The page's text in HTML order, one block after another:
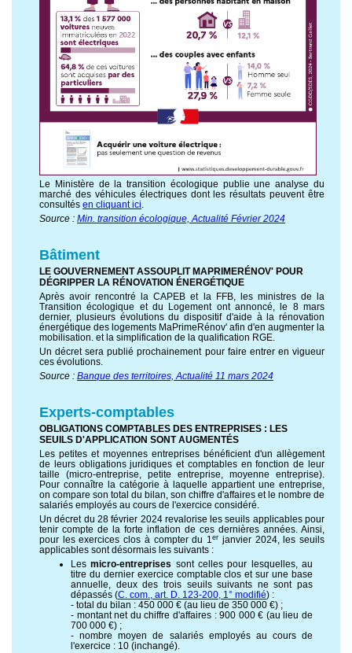
Le Ministère de la transition écologique publie une analyse du
marché des véhicules électriques dont les résultats peuvent être
consultés en cliquant ici.
Source : Min. transition écologique, Actualité Février 2024
Bâtiment
LE GOUVERNEMENT ASSOUPLIT MAPRIMERÉNOV' POUR
DÉGRIPPER LA RÉNOVATION ÉNERGÉTIQUE
Après avoir rencontré la CAPEB et la FFB, les ministres de la
Transition écologique et du Logement ont annoncé, le 8 mars
dernier, plusieurs évolutions du dispositif d'aide à la rénovation
énergétique des logements MaPrimeRénov' afin d'en augmenter la
mobilisation. et la simplification de la qualification RGE.
Un décret sera publié prochainement pour faire entrer en vigueur
ces évolutions.
Source : Banque des territoires, Actualité 11 mars 2024
Experts-comptables
OBLIGATIONS COMPTABLES DES ENTREPRISES : LES
SEUILS D'APPLICATION SONT AUGMENTÉS
Les petites et moyennes entreprises bénéficient d'un allègement
de leurs obligations juridiques et comptables en fonction de leur
taille (micro-entreprise, petite entreprise, moyenne entreprise).
Pour connaître la catégorie à laquelle appartient une entreprise,
on compare son total du bilan, son chiffre d'affaires et le nombre de
salariés employés au cours de l'exercice considéré.
Un décret du 28 février 2024 revalorise les seuils applicables pour
tenir compte de la forte inflation de ces dernières années. Ainsi,
pour les exercices clos à compter du 1er janvier 2024, les seuils
applicables sont désormais les suivants :
Lesmicro-entreprises sont celles pour lesquelles, au
titre du dernier exercice comptable clos et sur une base
annuelle, deux des trois seuils suivants ne sont pas
dépassés (C. com., art. D. 123-200, 1° modifié) :
- total du bilan : 450 000 € (au lieu de 350 000 €) ;
- montant net du chiffre d'affaires : 900 000 € (au lieu de
700 000 €) ;
- nombre moyen de salariés employés au cours de
l'exercice : 10 (inchangé).